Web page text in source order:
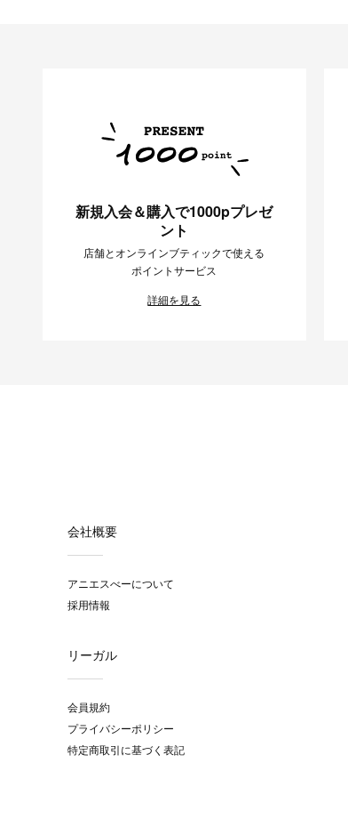
新規入会＆購入で1000pプレゼ
ント
店舗とオンラインブティックで使える
ポイントサービス
詳細を見る
会社概要
アニエスべーについて
採用情報
リーガル
会員規約
プライバシーポリシー
特定商取引に基づく表記